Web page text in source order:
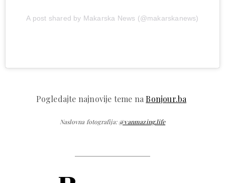
A post shared by Makarska News (@makarskanews)
Pogledajte najnovije teme naBonjour.ba
Naslovna fotografija:@vanmazing.life